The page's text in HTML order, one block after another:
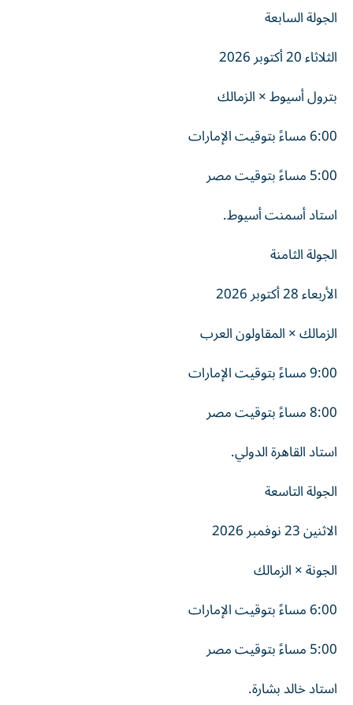
الجولة السابعة
الثلاثاء 20 أكتوبر 2026
بترول أسيوط × الزمالك
6:00 مساءً بتوقيت الإمارات
5:00 مساءً بتوقيت مصر
استاد أسمنت أسيوط.
الجولة الثامنة
الأربعاء 28 أكتوبر 2026
الزمالك × المقاولون العرب
9:00 مساءً بتوقيت الإمارات
8:00 مساءً بتوقيت مصر
استاد القاهرة الدولي.
الجولة التاسعة
الاثنين 23 نوفمبر 2026
الجونة × الزمالك
6:00 مساءً بتوقيت الإمارات
5:00 مساءً بتوقيت مصر
استاد خالد بشارة.